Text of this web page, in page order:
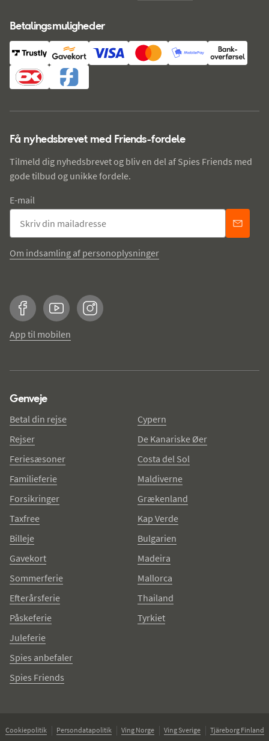
Betalingsmuligheder
Få nyhedsbrevet med Friends-fordele
Tilmeld dig nyhedsbrevet og bliv en del af Spies Friends med
gode tilbud og unikke fordele.
E-mail
Om indsamling af personoplysninger
FacebookYouTubeInstagram
App til mobilen
Genveje
Betal din rejse
Rejser
Feriesæsoner
Familieferie
Forsikringer
Taxfree
Billeje
Gavekort
Sommerferie
Efterårsferie
Påskeferie
Juleferie
Spies anbefaler
Spies Friends
Cypern
De Kanariske Øer
Costa del Sol
Maldiverne
Grækenland
Kap Verde
Bulgarien
Madeira
Mallorca
Thailand
Tyrkiet
Cookiepolitik Persondatapolitik Ving Norge Ving Sverige
Tjäreborg Finland